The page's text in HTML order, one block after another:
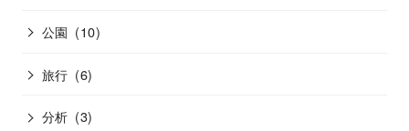
公園 (10)
旅行 (6)
分析 (3)